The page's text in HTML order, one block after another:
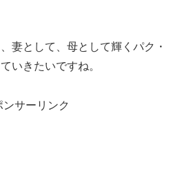
妻として、母として輝くパク・
いきたいですね。
ンサーリンク